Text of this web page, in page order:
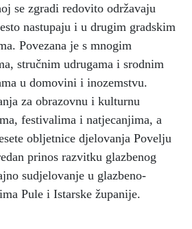
se zgradi redovito održavaju
nastupaju i u drugim gradskim
Povezana je s mnogim
stručnim udrugama i srodnim
u domovini i inozemstvu.
za obrazovnu i kulturnu
festivalima i natjecanjima, a
obljetnice djelovanja Povelju
prinos razvitku glazbenog
sudjelovanje u glazbeno-
Pule i Istarske županije.